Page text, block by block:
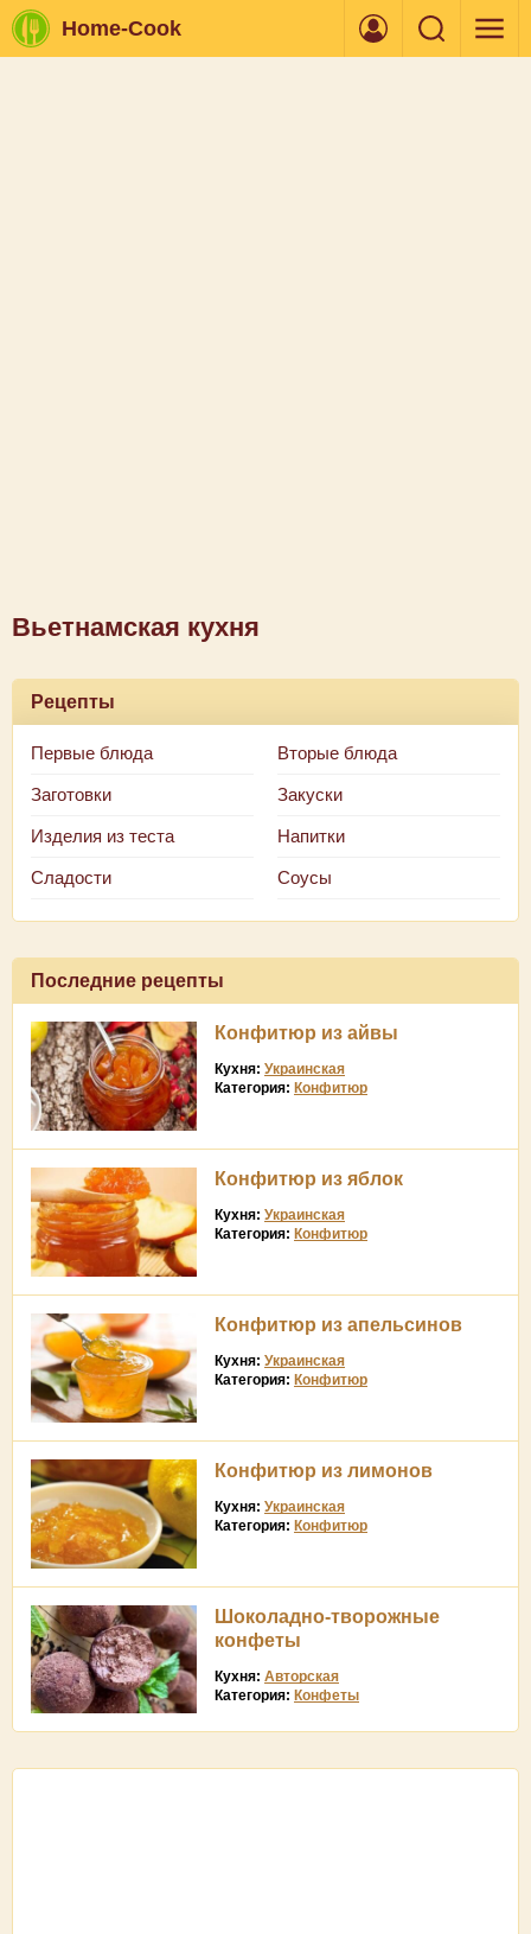
Home-Cook
Вьетнамская кухня
Рецепты
Первые блюда Вторые блюда
Заготовки Закуски
Изделия из теста Напитки
Сладости Соусы
Последние рецепты
Конфитюр из айвы
Кухня: Украинская
Категория: Конфитюр
Конфитюр из яблок
Кухня: Украинская
Категория: Конфитюр
Конфитюр из апельсинов
Кухня: Украинская
Категория: Конфитюр
Конфитюр из лимонов
Кухня: Украинская
Категория: Конфитюр
Шоколадно-творожные
конфеты
Кухня: Авторская
Категория: Конфеты